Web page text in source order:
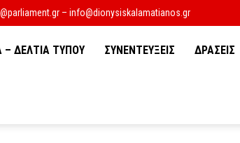
– info@dionysiskalamatianos.gr
– ΔΕΛΤΙΑ ΤΥΠΟΥ ΣΥΝΕΝΤΕΥΞΕΙΣ ΔΡΑΣΕΙΣ